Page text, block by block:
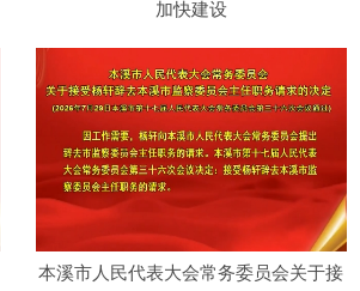
加快建设
本溪市人民代表大会常务委员会关于接